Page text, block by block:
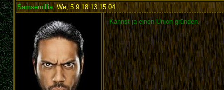
Samsemillia, We, 5.9.18 13:15:04:
Kannst ja einen Union gründen.